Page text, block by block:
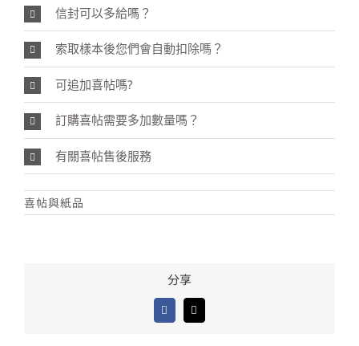
信封可以多給嗎？
索取樣本後您們會自動扣除嗎？
可追加喜帖嗎?
訂購喜帖需要多加數量嗎？
有關喜帖售後服務
喜帖與紙品
分享
Facebook
電
郵: